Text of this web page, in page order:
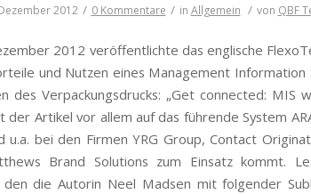
2012 / 0 Kommentare / in Allgemein / von QBF
2012 veröffentlichte das englische
und Nutzen eines Management Information
des Verpackungsdrucks: „Get connected: MIS
der Artikel vor allem auf das führende System
u.a. bei den Firmen YRG Group, Contact
Brand Solutions zum Einsatz kommt.
die Autorin Neel Madsen mit folgender